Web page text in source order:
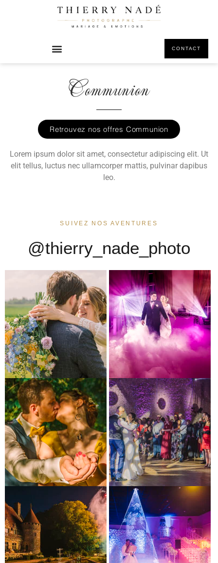
CONTACT
Communion
Retrouvez nos offres Communion
Lorem ipsum dolor sit amet, consectetur adipiscing elit. Ut
elit tellus, luctus nec ullamcorper mattis, pulvinar dapibus
leo.
SUIVEZ NOS AVENTURES
@thierry_nade_photo